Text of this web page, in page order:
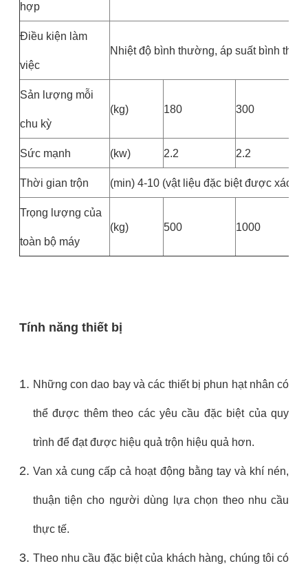
hợp
Điều kiện làm
việc
Nhiệt độ bình thường, áp suất bình
Sản lượng mỗi
chu kỳ
(kg) 180 300
Sức mạnh (kw) 2.2 2.2
Thời gian trộn (min) 4-10 (vật liệu đặc biệt được xác
Trọng lượng của
toàn bộ máy
(kg) 500 1000
Tính năng thiết bị
Những con dao bay và các thiết bị phun hạt nhân có
thể được thêm theo các yêu cầu đặc biệt của quy
trình để đạt được hiệu quả trộn hiệu quả hơn.
Van xả cung cấp cả hoạt động bằng tay và khí nén,
thuận tiện cho người dùng lựa chọn theo nhu cầu
thực tế.
Theo nhu cầu đặc biệt của khách hàng, chúng tôi có